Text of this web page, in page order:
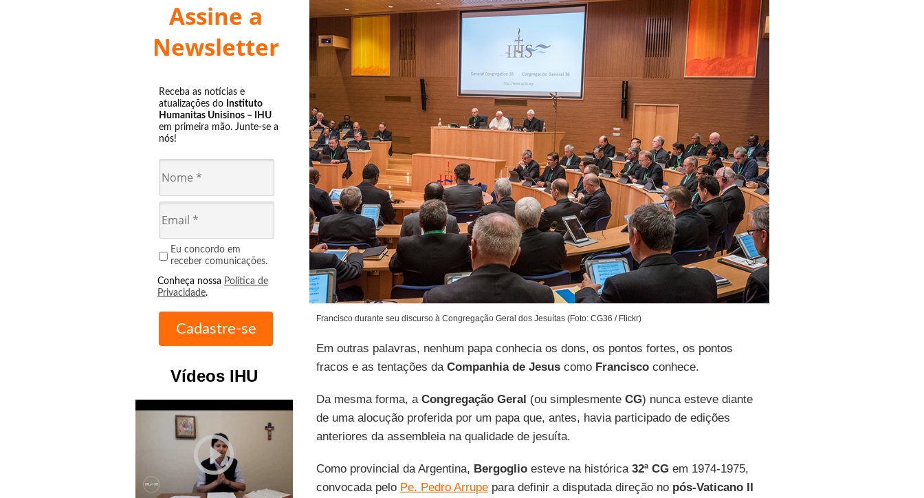
Assine a
Newsletter
Receba as notícias e
atualizações do Instituto
Humanitas Unisinos – IHU
em primeira mão. Junte-se a
nós!
Eu concordo em
receber comunicações.
Conheça nossa Política de
Privacidade.
Vídeos IHU
play_circle_outline
Francisco durante seu discurso à Congregação Geral dos Jesuítas (Foto: CG36 / Flickr)
Em outras palavras, nenhum papa conhecia os dons, os pontos fortes, os pontos
fracos e as tentações da Companhia de Jesuscomo Franciscoconhece.
Da mesma forma, a Congregação Geral (ou simplesmente CG) nunca esteve diante
de uma alocução proferida por um papa que, antes, havia participado de edições
anteriores da assembleia na qualidade de jesuíta.
Como provincial da Argentina, Bergoglioesteve na histórica 32ª CGem 1974-1975,
convocada pelo Pe. Pedro Arrupepara definir a disputada direção nopós-Vaticano II